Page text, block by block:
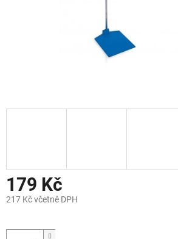
179 Kč
217 Kč včetně DPH
cena: